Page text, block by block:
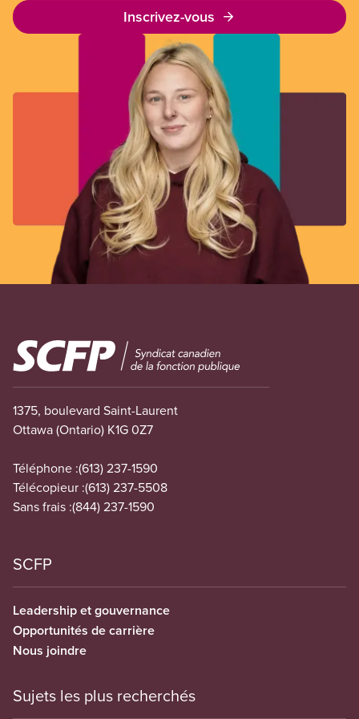
Inscrivez-vous
Image
1375, boulevard Saint-Laurent
Ottawa (Ontario) K1G 0Z7
Téléphone :(613) 237-1590
Télécopieur :(613) 237-5508
Sans frais :(844) 237-1590
SCFP
Leadership et gouvernance
Opportunités de carrière
Nous joindre
Sujets les plus recherchés